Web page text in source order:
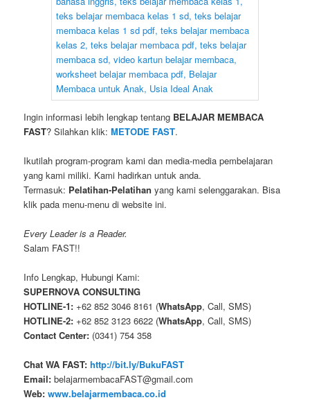
Ingin informasi lebih lengkap tentang BELAJAR MEMBACA
FAST? Silahkan klik:METODE FAST.
Ikutilah program-program kami dan media-media pembelajaran
yang kami miliki. Kami hadirkan untuk anda.
Termasuk: Pelatihan-Pelatihan yang kami selenggarakan. Bisa
klik pada menu-menu di website ini.
Every Leader is a Reader.
Salam FAST!!
Info Lengkap, Hubungi Kami:
SUPERNOVA CONSULTING
HOTLINE-1: +62 852 3046 8161 (WhatsApp, Call, SMS)
HOTLINE-2: +62 852 3123 6622 (WhatsApp, Call, SMS)
Contact Center: (0341) 754 358
Chat WA FAST: http://bit.ly/BukuFAST
Email: belajarmembacaFAST@gmail.com
Web: www.belajarmembaca.co.id